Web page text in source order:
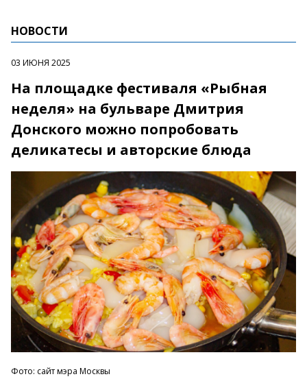
НОВОСТИ
03 ИЮНЯ 2025
На площадке фестиваля «Рыбная
неделя» на бульваре Дмитрия
Донского можно попробовать
деликатесы и авторские блюда
Фото: сайт мэра Москвы